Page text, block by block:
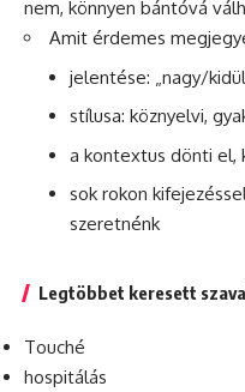
nem, könnyen bántóvá
Amit érdemes
jelentése: „nagy/
stílusa: köznyelvi,
a kontextus dönti el,
sok rokon
szeretnénk
Legtöbbet keresett
Touché
hospitálás